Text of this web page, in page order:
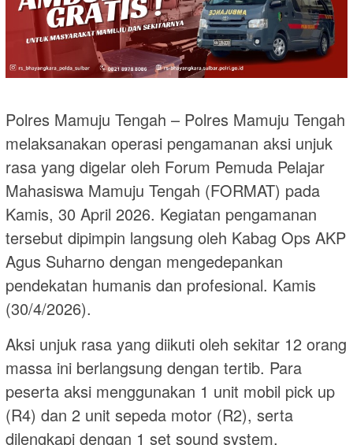
Polres Mamuju Tengah – Polres Mamuju Tengah
melaksanakan operasi pengamanan aksi unjuk
rasa yang digelar oleh Forum Pemuda Pelajar
Mahasiswa Mamuju Tengah (FORMAT) pada
Kamis, 30 April 2026. Kegiatan pengamanan
tersebut dipimpin langsung oleh Kabag Ops AKP
Agus Suharno dengan mengedepankan
pendekatan humanis dan profesional. Kamis
(30/4/2026).
Aksi unjuk rasa yang diikuti oleh sekitar 12 orang
massa ini berlangsung dengan tertib. Para
peserta aksi menggunakan 1 unit mobil pick up
(R4) dan 2 unit sepeda motor (R2), serta
dilengkapi dengan 1 set sound system.